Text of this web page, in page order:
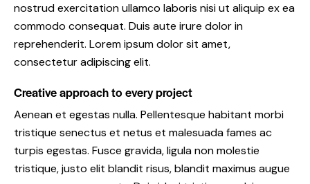
nostrud exercitation ullamco laboris nisi ut aliquip ex ea
commodo consequat. Duis aute irure dolor in
reprehenderit. Lorem ipsum dolor sit amet,
consectetur adipiscing elit.
Creative approach to every project
Aenean et egestas nulla. Pellentesque habitant morbi
tristique senectus et netus et malesuada fames ac
turpis egestas. Fusce gravida, ligula non molestie
tristique, justo elit blandit risus, blandit maximus augue